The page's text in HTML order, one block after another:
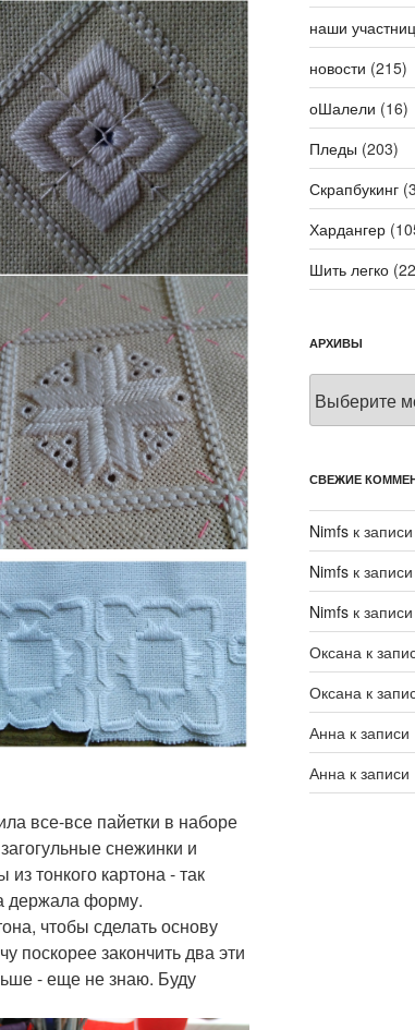
все-все пайетки в наборе
снежинки и
тонкого картона - так
держала форму.
чтобы сделать основу
поскорее закончить два эти
- еще не знаю. Буду
наши
новости (215)
оШалели (16)
Пледы (203)
Скрапбукинг
Хардангер
Шить легко
АРХИВЫ
СВЕЖИЕ
Nimfsк
Nimfsк
Nimfsк
Оксанак
Оксанак
Аннак записи
Аннак записи